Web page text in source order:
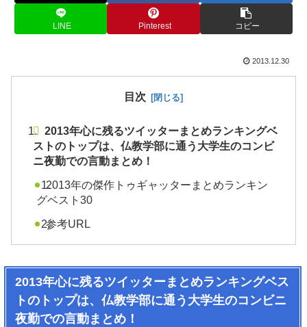
LINE Pinterest コピー
2013.12.30
目次
2013年心に残るツイッターまとめランキングベ
ストのトップは、仏教学部に通う大学生のコンビ
ニ夜勤での言動まとめ！
2013年の傑作トゥギャッターまとめランキン
グベスト30
参考URL
2013年心に残るツイッターまとめランキングベス
トのトップは、仏教学部に通う大学生のコンビニ
夜勤での言動まとめ！